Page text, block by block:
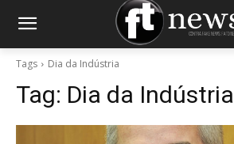
Tags Dia da Indústria
Tag: Dia da Indústria